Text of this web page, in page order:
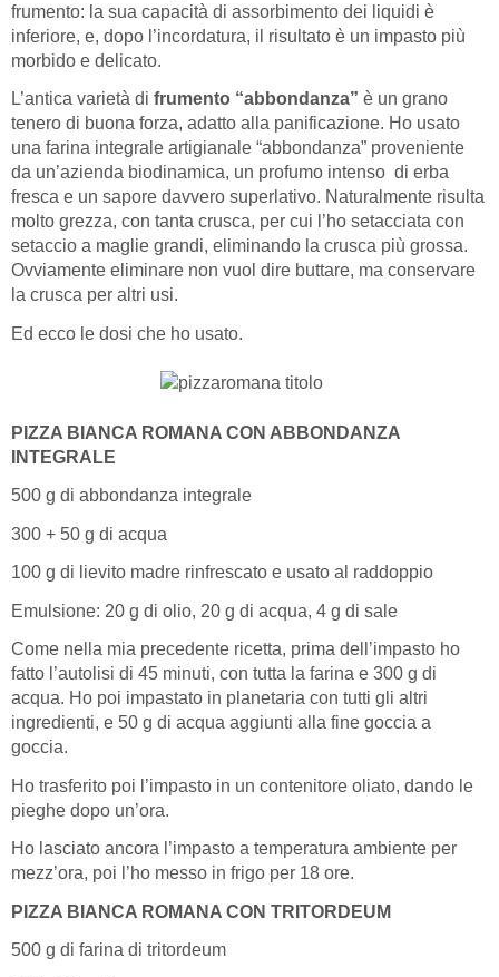
frumento: la sua capacità di assorbimento dei liquidi è
inferiore, e, dopo l’incordatura, il risultato è un impasto più
morbido e delicato.
L’antica varietà di frumento “abbondanza” è un grano
tenero di buona forza, adatto alla panificazione. Ho usato
una farina integrale artigianale “abbondanza” proveniente
da un’azienda biodinamica, un profumo intenso di erba
fresca e un sapore davvero superlativo. Naturalmente risulta
molto grezza, con tanta crusca, per cui l’ho setacciata con
setaccio a maglie grandi, eliminando la crusca più grossa.
Ovviamente eliminare non vuol dire buttare, ma conservare
la crusca per altri usi.
Ed ecco le dosi che ho usato.
PIZZA BIANCA ROMANA CON ABBONDANZA
INTEGRALE
500 g di abbondanza integrale
300 + 50 g di acqua
100 g di lievito madre rinfrescato e usato al raddoppio
Emulsione: 20 g di olio, 20 g di acqua, 4 g di sale
Come nella mia precedente ricetta, prima dell’impasto ho
fatto l’autolisi di 45 minuti, con tutta la farina e 300 g di
acqua. Ho poi impastato in planetaria con tutti gli altri
ingredienti, e 50 g di acqua aggiunti alla fine goccia a
goccia.
Ho trasferito poi l’impasto in un contenitore oliato, dando le
pieghe dopo un’ora.
Ho lasciato ancora l’impasto a temperatura ambiente per
mezz’ora, poi l’ho messo in frigo per 18 ore.
PIZZA BIANCA ROMANA CON TRITORDEUM
500 g di farina di tritordeum